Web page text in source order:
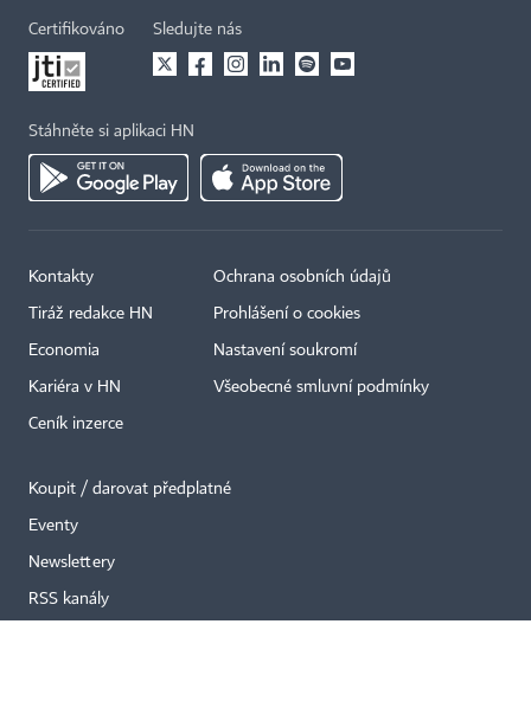
Certifikováno Sledujte nás
Stáhněte si aplikaci HN
Kontakty
Tiráž redakce HN
Economia
Kariéra v HN
Ceník inzerce
Ochrana osobních údajů
Prohlášení o cookies
Nastavení soukromí
Všeobecné smluvní podmínky
Koupit / darovat předplatné
Eventy
Newslettery
RSS kanály